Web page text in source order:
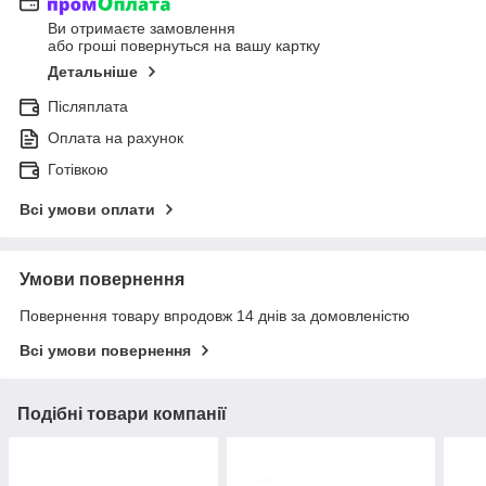
Ви отримаєте замовлення
або гроші повернуться на вашу картку
Детальніше
Післяплата
Оплата на рахунок
Готівкою
Всі умови оплати
Умови повернення
Повернення товару впродовж 14 днів за домовленістю
Всі умови повернення
Подібні товари компанії